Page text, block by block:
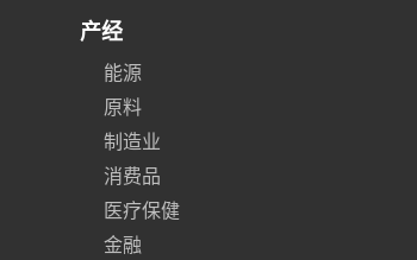
产经
能源
原料
制造业
消费品
医疗保健
金融